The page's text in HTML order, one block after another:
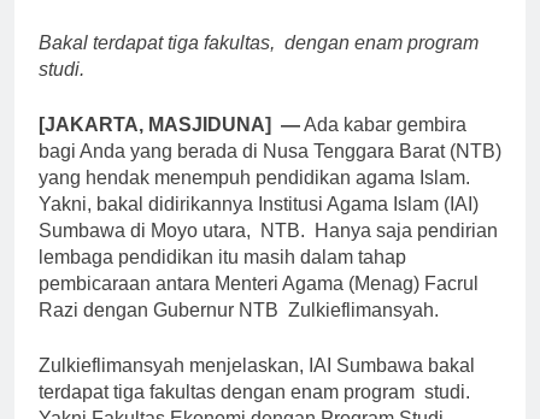
Bakal terdapat tiga fakultas, dengan enam program
studi.
[JAKARTA, MASJIDUNA] —Ada kabar gembira
bagi Anda yang berada di Nusa Tenggara Barat (NTB)
yang hendak menempuh pendidikan agama Islam.
Yakni, bakal didirikannya Institusi Agama Islam (IAI)
Sumbawa di Moyo utara, NTB. Hanya saja pendirian
lembaga pendidikan itu masih dalam tahap
pembicaraan antara Menteri Agama (Menag) Facrul
Razi dengan Gubernur NTB Zulkieflimansyah.
Zulkieflimansyah menjelaskan, IAI Sumbawa bakal
terdapat tiga fakultas dengan enam program studi.